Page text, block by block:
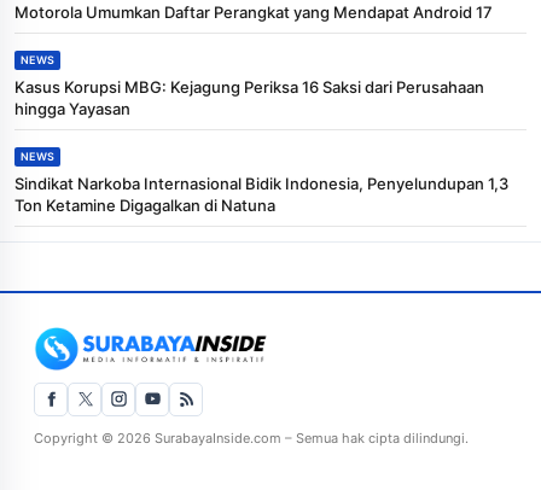
Motorola Umumkan Daftar Perangkat yang Mendapat Android 17
NEWS
Kasus Korupsi MBG: Kejagung Periksa 16 Saksi dari Perusahaan
hingga Yayasan
NEWS
Sindikat Narkoba Internasional Bidik Indonesia, Penyelundupan 1,3
Ton Ketamine Digagalkan di Natuna
Copyright © 2026 SurabayaInside.com – Semua hak cipta dilindungi.